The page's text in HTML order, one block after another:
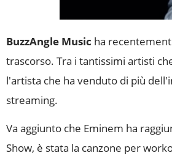
BuzzAngle Music ha
trascorso. Tra i tantissimi artisti
l'artista che ha venduto di più
streaming.
Va aggiunto che Eminem ha
Show, è stata la canzone per